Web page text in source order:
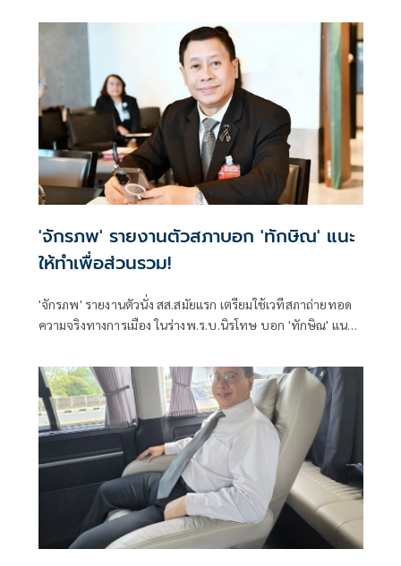
ประชาชน
'จักรภพ' รายงานตัวสภาบอก 'ทักษิณ' แนะ
ให้ทำเพื่อส่วนรวม!
'จักรภพ' รายงานตัวนั่ง สส.สมัยแรก เตรียมใช้เวทีสภาถ่ายทอด
ความจริงทางการเมือง ในร่างพ.ร.บ.นิรโทษ บอก 'ทักษิณ' แนะ
ความนิยมวันนี้พรุ่งนี้